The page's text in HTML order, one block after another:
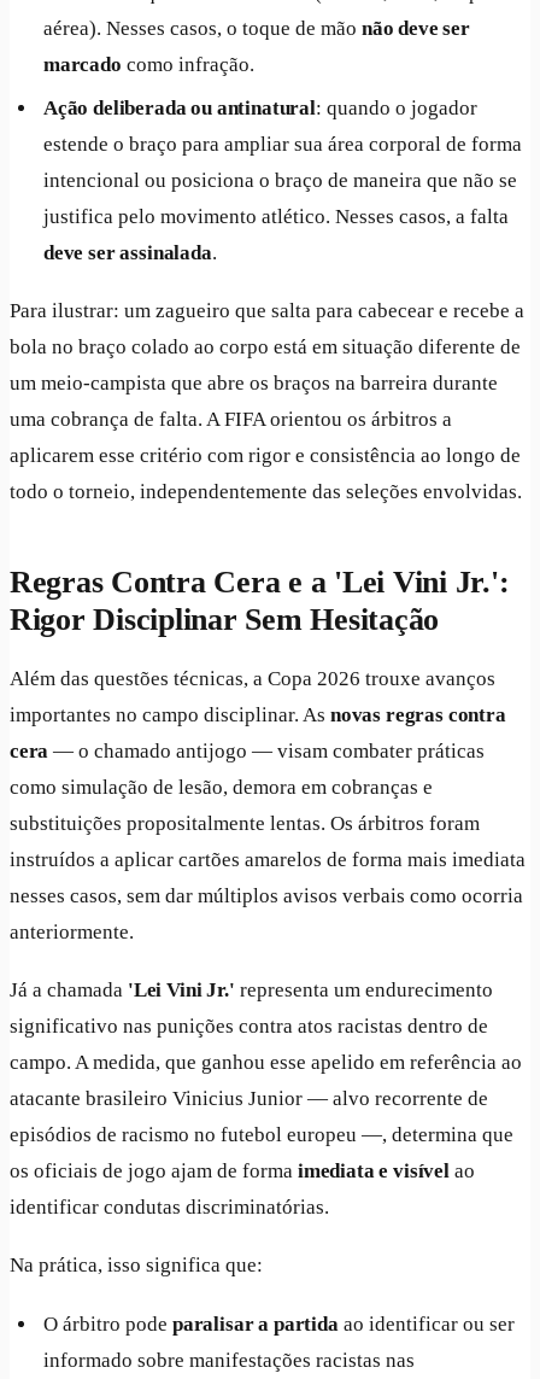
aérea). Nesses casos, o toque de mão não deve ser
marcado como infração.
Ação deliberada ou antinatural: quando o jogador
estende o braço para ampliar sua área corporal de forma
intencional ou posiciona o braço de maneira que não se
justifica pelo movimento atlético. Nesses casos, a falta
deve ser assinalada.
Para ilustrar: um zagueiro que salta para cabecear e recebe a
bola no braço colado ao corpo está em situação diferente de
um meio-campista que abre os braços na barreira durante
uma cobrança de falta. A FIFA orientou os árbitros a
aplicarem esse critério com rigor e consistência ao longo de
todo o torneio, independentemente das seleções envolvidas.
Regras Contra Cera e a 'Lei Vini Jr.':
Rigor Disciplinar Sem Hesitação
Além das questões técnicas, a Copa 2026 trouxe avanços
importantes no campo disciplinar. As novas regras contra
cera — o chamado antijogo — visam combater práticas
como simulação de lesão, demora em cobranças e
substituições propositalmente lentas. Os árbitros foram
instruídos a aplicar cartões amarelos de forma mais imediata
nesses casos, sem dar múltiplos avisos verbais como ocorria
anteriormente.
Já a chamada 'Lei Vini Jr.' representa um endurecimento
significativo nas punições contra atos racistas dentro de
campo. A medida, que ganhou esse apelido em referência ao
atacante brasileiro Vinicius Junior — alvo recorrente de
episódios de racismo no futebol europeu —, determina que
os oficiais de jogo ajam de forma imediata e visívelao
identificar condutas discriminatórias.
Na prática, isso significa que:
O árbitro pode paralisar a partidaao identificar ou ser
informado sobre manifestações racistas nas